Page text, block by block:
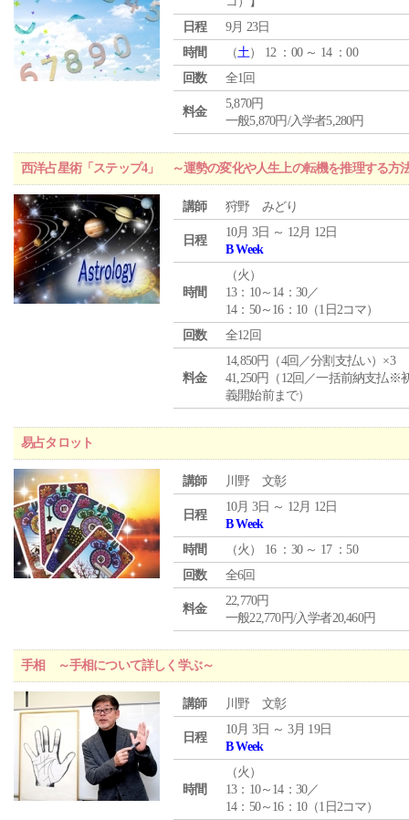
日程
9月 23日
時間
（土） 12 ：00 ～ 14 ：00
回数
全1回
料金
5,870円
一般5,870円/入学者5,280円
西洋占星術「ステップ4」 ～運勢の変化や人生上の転機を推理する方
講師 狩野 みどり
日程
10月 3日 ～ 12月 12日
B Week
時間
（火 ）
13：10～14：30／
14：50～16：10（1日2コマ）
回数
全12回
料金
14,850円（4回／分割支払い）×3
41,250円（12回／一括前納支払※
義開始前まで）
易占タロット
講師 川野 文彰
日程
10月 3日 ～ 12月 12日
B Week
時間
（火 ） 16 ：30 ～ 17 ：50
回数
全6回
料金
22,770円
一般22,770円/入学者20,460円
手相 ～手相について詳しく学ぶ～
講師 川野 文彰
日程
10月 3日 ～ 3月 19日
B Week
時間
（火 ）
13：10～14：30／
14：50～16：10（1日2コマ）